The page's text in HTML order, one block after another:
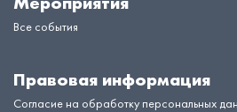
Все события
Правовая информация
Согласие на обработку персональных